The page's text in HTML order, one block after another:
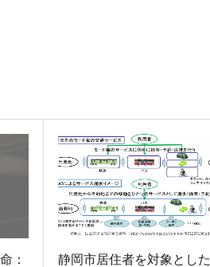
：
静岡市居住者を対象とした